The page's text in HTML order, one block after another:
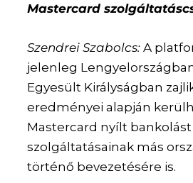
Mastercard
Szendrei Szabolcs: A
jelenleg
Egyesült Királyságban
eredményei alapján
Mastercard nyílt
szolgáltatásainak más
történő bevezetésére is.